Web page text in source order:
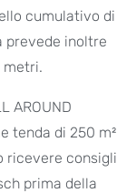
cumulativo di
prevede inoltre
metri.
AROUND
tenda di 250 m²
ricevere consigli
prima della